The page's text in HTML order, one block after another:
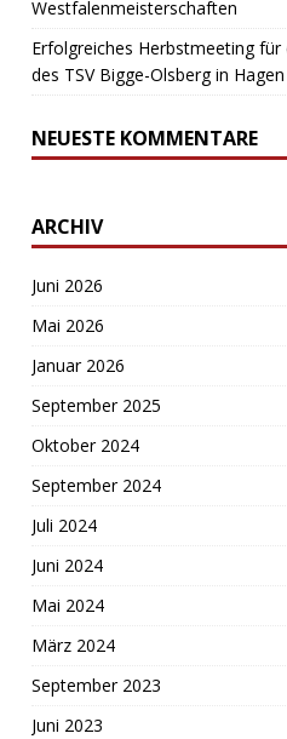
Westfalenmeisterschaften
Erfolgreiches Herbstmeeting
des TSV Bigge-Olsberg in Hagen
NEUESTE KOMMENTARE
ARCHIV
Juni 2026
Mai 2026
Januar 2026
September 2025
Oktober 2024
September 2024
Juli 2024
Juni 2024
Mai 2024
März 2024
September 2023
Juni 2023